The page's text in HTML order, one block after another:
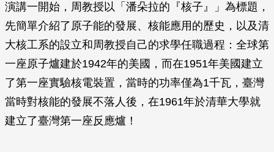
演講一開始，周教授以「潘朵拉的『核子』」為標題，
先簡單介紹了原子能的發展、核能應用的歷史，以及清
大核工系的設立和周教授自己的求學任職過程：全球第
一座原子爐建於1942年的美國，而在1951年美國建立
了第一座實驗核電裝置，當時的功率僅為1千瓦，臺灣
當時對核能的發展不落人後，在1961年於清華大學就
建立了臺灣第一座反應爐！